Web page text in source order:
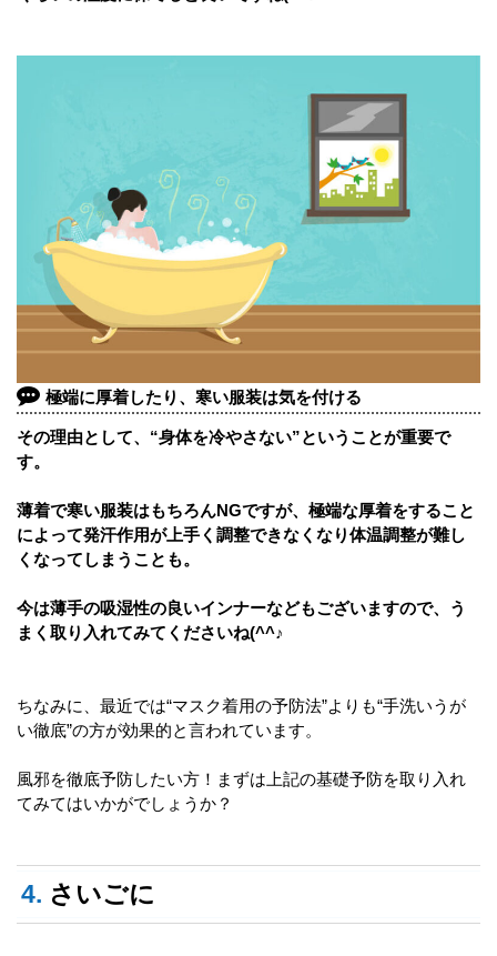
極端に厚着したり、寒い服装は気を付ける
その理由として、“身体を冷やさない”ということが重要で
す。
薄着で寒い服装はもちろんNGですが、極端な厚着をすること
によって発汗作用が上手く調整できなくなり体温調整が難し
くなってしまうことも。
今は薄手の吸湿性の良いインナーなどもございますので、う
まく取り入れてみてくださいね(^^♪
ちなみに、最近では“マスク着用の予防法”よりも“手洗いうが
い徹底”の方が効果的と言われています。
風邪を徹底予防したい方！まずは上記の基礎予防を取り入れ
てみてはいかがでしょうか？
4. さいごに